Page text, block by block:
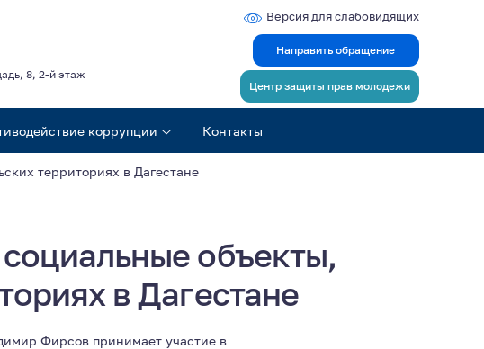
8, 2-й этаж
Версия для слабовидящих
Направить обращение
Центр защиты прав молодежи
коррупции Контакты
территориях в Дагестане
объекты,
в Дагестане
Фирсов принимает участие в